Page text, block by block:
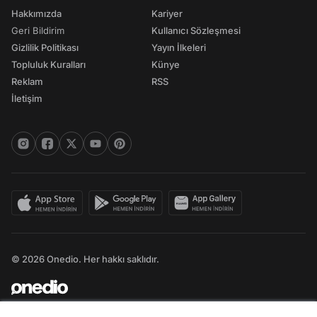
Hakkımızda
Geri Bildirim
Gizlilik Politikası
Topluluk Kuralları
Reklam
İletişim
Kariyer
Kullanıcı Sözleşmesi
Yayın İlkeleri
Künye
RSS
© 2026 Onedio. Her hakkı saklıdır.